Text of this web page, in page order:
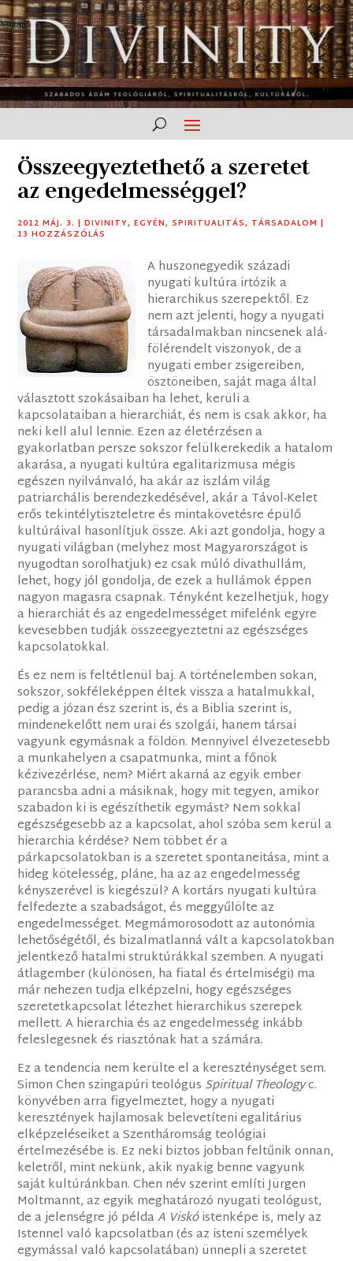
Összeegyeztethető a szeretet
az engedelmességgel?
2012 MÁJ. 3. |DIVINITY,EGYÉN,SPIRITUALITÁS, TÁRSADALOM |
13 HOZZÁSZÓLÁS
A huszonegyedik századi
nyugati kultúra irtózik a
hierarchikus szerepektől. Ez
nem azt jelenti, hogy a nyugati
társadalmakban nincsenek alá-
fölérendelt viszonyok, de a
nyugati ember zsigereiben,
ösztöneiben, saját maga által
választott szokásaiban ha lehet, kerüli a
kapcsolataiban a hierarchiát, és nem is csak akkor, ha
neki kell alul lennie. Ezen az életérzésen a
gyakorlatban persze sokszor felülkerekedik a hatalom
akarása, a nyugati kultúra egalitarizmusa mégis
egészen nyilvánvaló, ha akár az iszlám világ
patriarchális berendezkedésével, akár a Távol-Kelet
erős tekintélytiszteletre és mintakövetésre épülő
kultúráival hasonlítjuk össze. Aki azt gondolja, hogy a
nyugati világban (melyhez most Magyarországot is
nyugodtan sorolhatjuk) ez csak múló divathullám,
lehet, hogy jól gondolja, de ezek a hullámok éppen
nagyon magasra csapnak. Tényként kezelhetjük, hogy
a hierarchiát és az engedelmességet mifelénk egyre
kevesebben tudják összeegyeztetni az egészséges
kapcsolatokkal.
És ez nem is feltétlenül baj. A történelemben sokan,
sokszor, sokféleképpen éltek vissza a hatalmukkal,
pedig a józan ész szerint is, és a Biblia szerint is,
mindenekelőtt nem urai és szolgái, hanem társai
vagyunk egymásnak a földön. Mennyivel élvezetesebb
a munkahelyen a csapatmunka, mint a főnök
kézivezérlése, nem? Miért akarná az egyik ember
parancsba adni a másiknak, hogy mit tegyen, amikor
szabadon ki is egészíthetik egymást? Nem sokkal
egészségesebb az a kapcsolat, ahol szóba sem kerül a
hierarchia kérdése? Nem többet ér a
párkapcsolatokban is a szeretet spontaneitása, mint a
hideg kötelesség, pláne, ha az az engedelmesség
kényszerével is kiegészül? A kortárs nyugati kultúra
felfedezte a szabadságot, és meggyűlölte az
engedelmességet. Megmámorosodott az autonómia
lehetőségétől, és bizalmatlanná vált a kapcsolatokban
jelentkező hatalmi struktúrákkal szemben. A nyugati
átlagember (különösen, ha fiatal és értelmiségi) ma
már nehezen tudja elképzelni, hogy egészséges
szeretetkapcsolat létezhet hierarchikus szerepek
mellett. A hierarchia és az engedelmesség inkább
feleslegesnek és riasztónak hat a számára.
Ez a tendencia nem kerülte el a kereszténységet sem.
Simon Chen szingapúri teológus Spiritual Theologyc.
könyvében arra figyelmeztet, hogy a nyugati
keresztények hajlamosak belevetíteni egalitárius
elképzeléseiket a Szentháromság teológiai
értelmezésébe is. Ez neki biztos jobban feltűnik onnan,
keletről, mint nekünk, akik nyakig benne vagyunk
saját kultúránkban. Chen név szerint említi Jürgen
Moltmannt, az egyik meghatározó nyugati teológust,
de a jelenségre jó példaA Viskóistenképe is, mely az
Istennel való kapcsolatban (és az isteni személyek
egymással való kapcsolatában) ünnepli a szeretet